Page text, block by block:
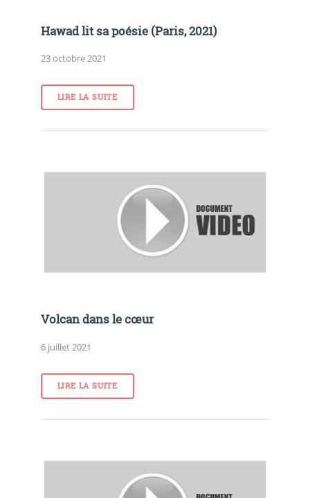
Hawad lit sa poésie (Paris, 2021)
23 octobre 2021
LIRE LA SUITE
Volcan dans le cœur
6 juillet 2021
LIRE LA SUITE